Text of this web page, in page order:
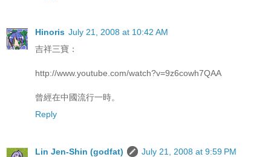
Hinoris July 21, 2008 at 10:42 AM
吉祥三寶：
http://www.youtube.com/watch?v=9z6cowh7QAA
曾經在中國流行一時。
Reply
Lin Jen-Shin (godfat)
July 21, 2008 at 9:59 PM